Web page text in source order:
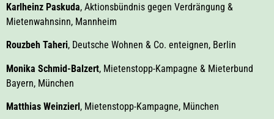
Karlheinz Paskuda, Aktionsbündnis gegen Verdrängung &
Mietenwahnsinn, Mannheim
Rouzbeh Taheri, Deutsche Wohnen & Co. enteignen, Berlin
Monika Schmid-Balzert, Mietenstopp-Kampagne & Mieterbund
Bayern, München
Matthias Weinzierl, Mietenstopp-Kampagne, München